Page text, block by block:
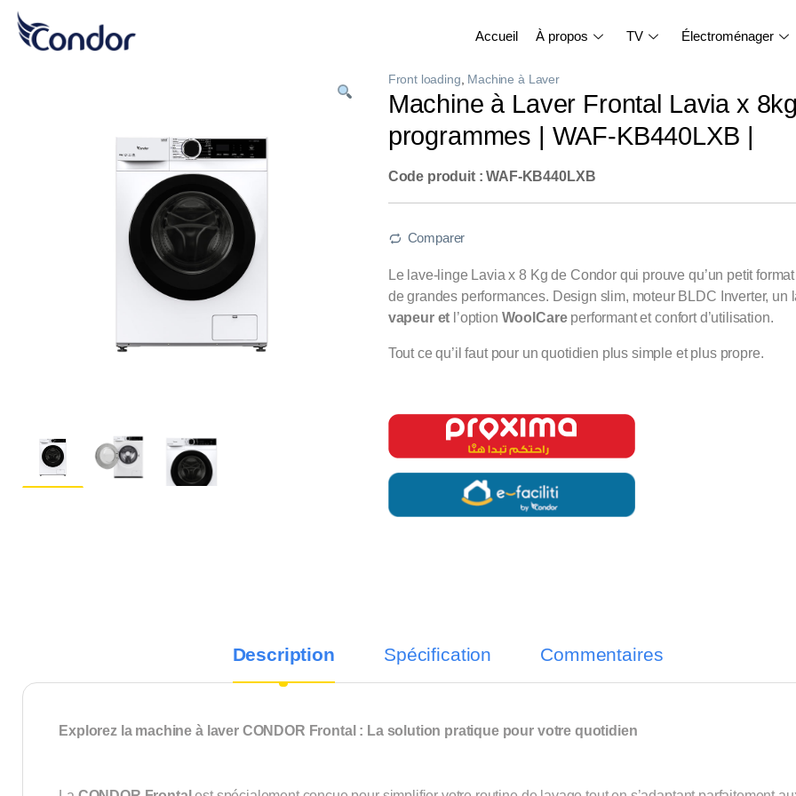
Accueil À propos TV Électroménager
Front loading, Machine à Laver
Machine à Laver Frontal Lavia x
programmes | WAF-KB440LXB |
Code produit : WAF-KB440LXB
Comparer
Le lave-linge Lavia x 8 Kg de Condor qui prouve qu’un petit
de grandes performances. Design slim, moteur BLDC Inverter, un
vapeur et l’option WoolCareperformant et confort d’utilisation.
Tout ce qu’il faut pour un quotidien plus simple et plus propre.
Description Spécification Commentaires
Explorez la machine à laver CONDOR Frontal : La solution pratique pour votre quotidien